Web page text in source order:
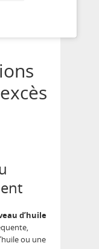
d’huile
ou une